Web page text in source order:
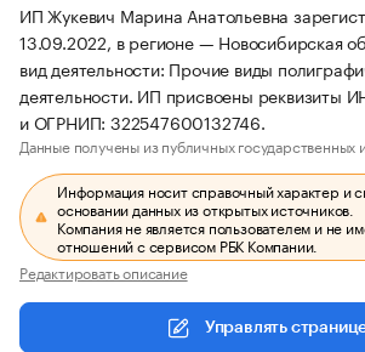
ИП Жукевич Марина Анатольевна
13.09.2022, в регионе — Новосибирская
вид деятельности: Прочие виды
деятельности. ИП присвоены реквизиты
и ОГРНИП: 322547600132746.
Данные получены из публичных государственных
Информация носит справочный характер и
основании данных из открытых источников.
Компания не является пользователем и не
отношений с сервисом РБК Компании.
Редактировать описание
Управлять